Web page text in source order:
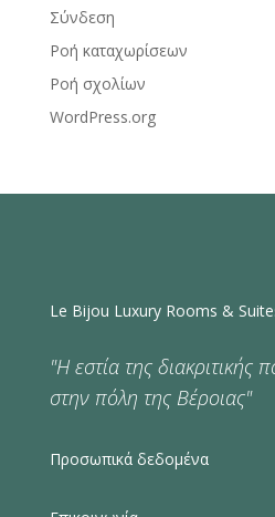
Σύνδεση
Ροή καταχωρίσεων
Ροή σχολίων
WordPress.org
Le Bijou Luxury Rooms &
"Η εστία της διακριτικής
στην πόλη της Βέροιας"
Προσωπικά δεδομένα